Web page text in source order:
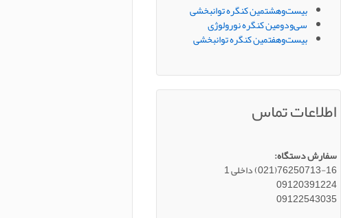
بیست‌وهشتمین کنگره توانبخشی
سی‌ودومین کنگره نورولوژی
بیست‌وهفتمین کنگره توانبخشی
اطلاعات تماس
سفارش دستگاه:
76250713-16(021) داخلی 1
09120391224
09122543035